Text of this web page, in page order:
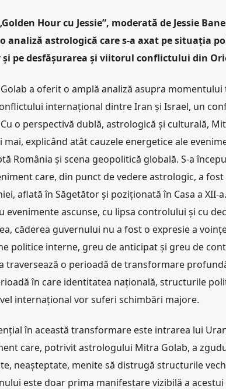
Hour cu Jessie”, moderată de Jessie
analiză astrologică care s-a axat pe situația
pe desfășurarea și viitorul conflictului din
a oferit o amplă analiză asupra
internațional dintre Iran și Israel, un
o perspectivă dublă, astrologică și culturală,
mai, explicând atât cauzele energetice ale
România și scena geopolitică globală. S-a
care, din punct de vedere astrologic, a
aflată în Săgetător și poziționată în Casa a
evenimente ascunse, cu lipsa controlului și cu
căderea guvernului nu a fost o expresie a
politice interne, greu de anticipat și greu de
traversează o perioadă de transformare
în care identitatea națională, structurile
internațional vor suferi schimbări majore.
în această transformare este intrarea lui
care, potrivit astrologului Mitra Golab, a
neașteptate, menite să distrugă structurile
este doar prima manifestare vizibilă a